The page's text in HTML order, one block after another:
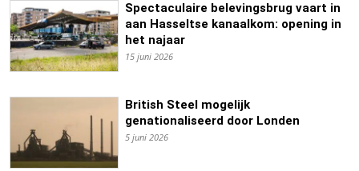
Spectaculaire belevingsbrug vaart in
aan Hasseltse kanaalkom: opening in
het najaar
15 juni 2026
British Steel mogelijk
genationaliseerd door Londen
5 juni 2026